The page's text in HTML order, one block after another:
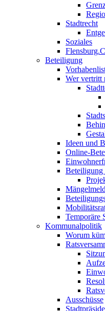
Stadtrecht
Soziales
Beteiligung
Wer vertritt
Ideen und
Online-
Beteiligung
Temporäre
Kommunalpolitik
Worum
Ausschüsse